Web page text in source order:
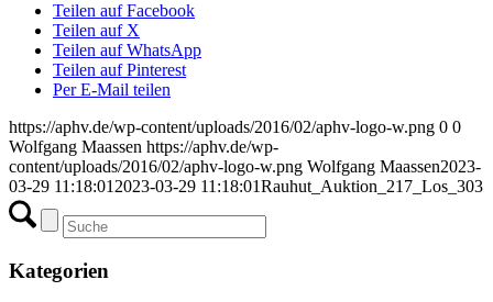
Teilen auf Facebook
Teilen auf X
Teilen auf WhatsApp
Teilen auf Pinterest
Per E-Mail teilen
https://aphv.de/wp-content/uploads/2016/02/aphv-logo-w.png 0 0
Wolfgang Maassen https://aphv.de/wp-
content/uploads/2016/02/aphv-logo-w.png Wolfgang Maassen2023-
03-29 11:18:01 2023-03-29 11:18:01Rauhut_Auktion_217_Los_303
Kategorien